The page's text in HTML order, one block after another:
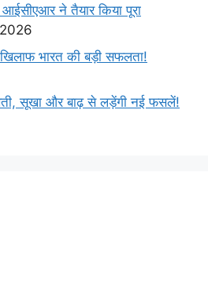
आईसीएआर ने तैयार किया पूरा
भारत की बड़ी सफलता!
सूखा और बाढ़ से लड़ेंगी नई फसलें!